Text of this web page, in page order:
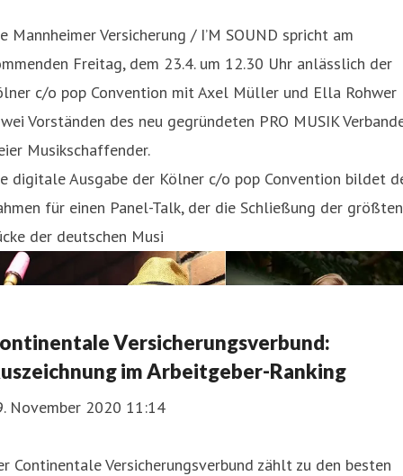
Mannheimer Versicherung / I’M SOUND spricht am
Freitag, dem 23.4. um 12.30 Uhr anlässlich der
c/o pop Convention mit Axel Müller und Ella Rohwer
Vorständen des neu gegründeten PRO MUSIK
Musikschaffender.
digitale Ausgabe der Kölner c/o pop Convention bildet
für einen Panel-Talk, der die Schließung der größten
der deutschen Musi
Versicherungsverbund:
im Arbeitgeber-Ranking
November 2020 11:14
Continentale Versicherungsverbund zählt zu den besten